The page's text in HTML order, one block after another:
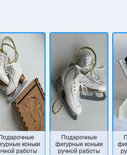
коньки
работы
Подарочные
фигурные коньки
ручной работы